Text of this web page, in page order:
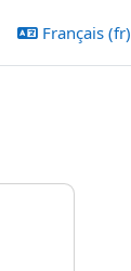
Français ‎(fr)‎